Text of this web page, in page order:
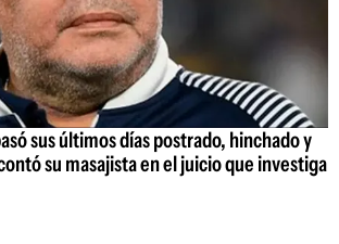
sus últimos días postrado, hinchado y
su masajista en el juicio que investiga